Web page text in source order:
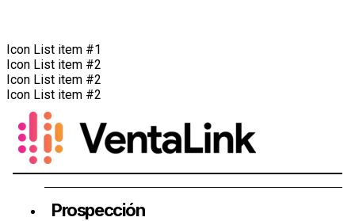
Icon List item #1
Icon List item #2
Icon List item #2
Icon List item #2
Prospección